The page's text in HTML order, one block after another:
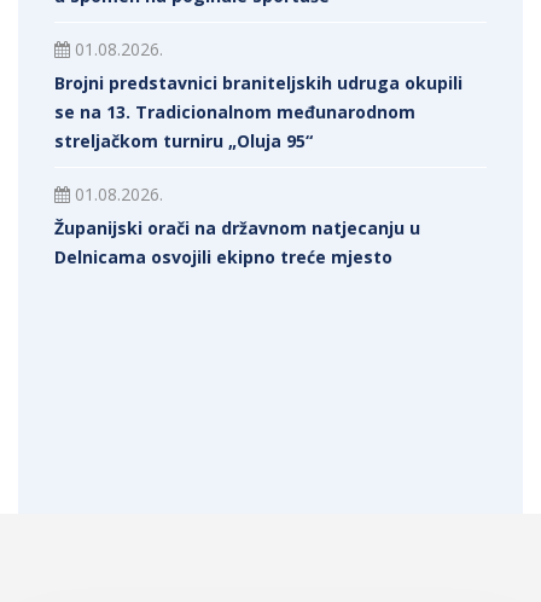
01.08.2026.
Brojni predstavnici braniteljskih udruga okupili
se na 13. Tradicionalnom međunarodnom
streljačkom turniru „Oluja 95“
01.08.2026.
Županijski orači na državnom natjecanju u
Delnicama osvojili ekipno treće mjesto